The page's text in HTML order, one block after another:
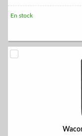
En stock